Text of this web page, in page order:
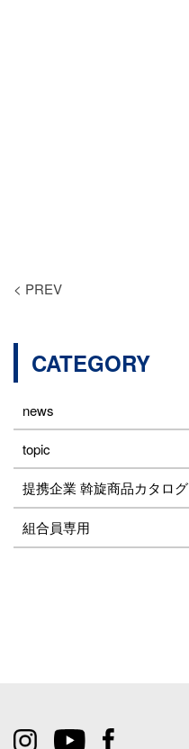
< PREV
CATEGORY
news
topic
提携企業 斡旋商品カタログ
組合員専用